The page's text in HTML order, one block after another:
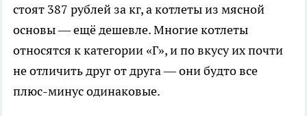
стоят 387 рублей за кг, а котлеты из мясной
основы — ещё дешевле. Многие котлеты
относятся к категории «Г», и по вкусу их почти
не отличить друг от друга — они будто все
плюс-минус одинаковые.